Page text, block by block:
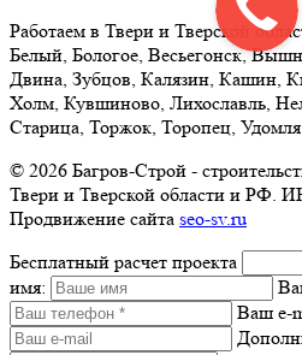
Работаем в Твери и Тверской
Белый, Бологое, Весьегонск,
Двина, Зубцов, Калязин, Кашин,
Холм, Кувшиново, Лихославль,
Старица, Торжок, Торопец, Удомля
© 2026 Багров-Строй -
Твери и Тверской области и РФ.
Продвижение сайта seo-sv.ru
Бесплатный расчет проекта
имя:
Ваш e-